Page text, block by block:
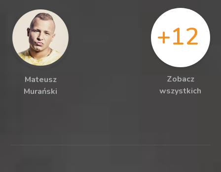
Mateusz
Murański
+12
Zobacz
wszystkich